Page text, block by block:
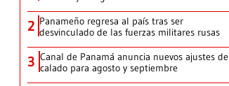
2 Panameño regresa al país tras ser
desvinculado de las fuerzas militares rusas
3 Canal de Panamá anuncia nuevos ajustes de
calado para agosto y septiembre